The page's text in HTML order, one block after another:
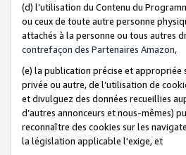
(d) l’utilisation du Contenu du
ou ceux de toute autre personne
attachés à la personne ou tous
contrefaçon des Partenaires Amazon,
(e) la publication précise et appropriée
privée ou autre, de l’utilisation de
et divulguez des données recueillies
d’autres annonceurs et nous-mêmes)
reconnaître des cookies sur les
la législation applicable l'exige, et